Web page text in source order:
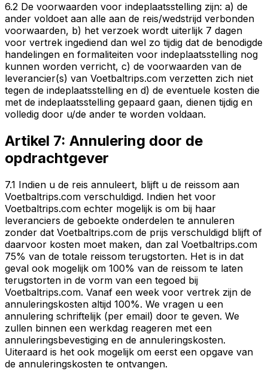
6.2 De voorwaarden voor indeplaatsstelling zijn: a) de
ander voldoet aan alle aan de reis/wedstrijd verbonden
voorwaarden, b) het verzoek wordt uiterlijk 7 dagen
voor vertrek ingediend dan wel zo tijdig dat de benodigde
handelingen en formaliteiten voor indeplaatsstelling nog
kunnen worden verricht, c) de voorwaarden van de
leverancier(s) van Voetbaltrips.com verzetten zich niet
tegen de indeplaatsstelling en d) de eventuele kosten die
met de indeplaatsstelling gepaard gaan, dienen tijdig en
volledig door u/de ander te worden voldaan.
Artikel 7: Annulering door de
opdrachtgever
7.1 Indien u de reis annuleert, blijft u de reissom aan
Voetbaltrips.com verschuldigd. Indien het voor
Voetbaltrips.com echter mogelijk is om bij haar
leveranciers de geboekte onderdelen te annuleren
zonder dat Voetbaltrips.com de prijs verschuldigd blijft of
daarvoor kosten moet maken, dan zal Voetbaltrips.com
75% van de totale reissom terugstorten. Het is in dat
geval ook mogelijk om 100% van de reissom te laten
terugstorten in de vorm van een tegoed bij
Voetbaltrips.com. Vanaf een week voor vertrek zijn de
annuleringskosten altijd 100%. We vragen u een
annulering schriftelijk (per email) door te geven. We
zullen binnen een werkdag reageren met een
annuleringsbevestiging en de annuleringskosten.
Uiteraard is het ook mogelijk om eerst een opgave van
de annuleringskosten te ontvangen.